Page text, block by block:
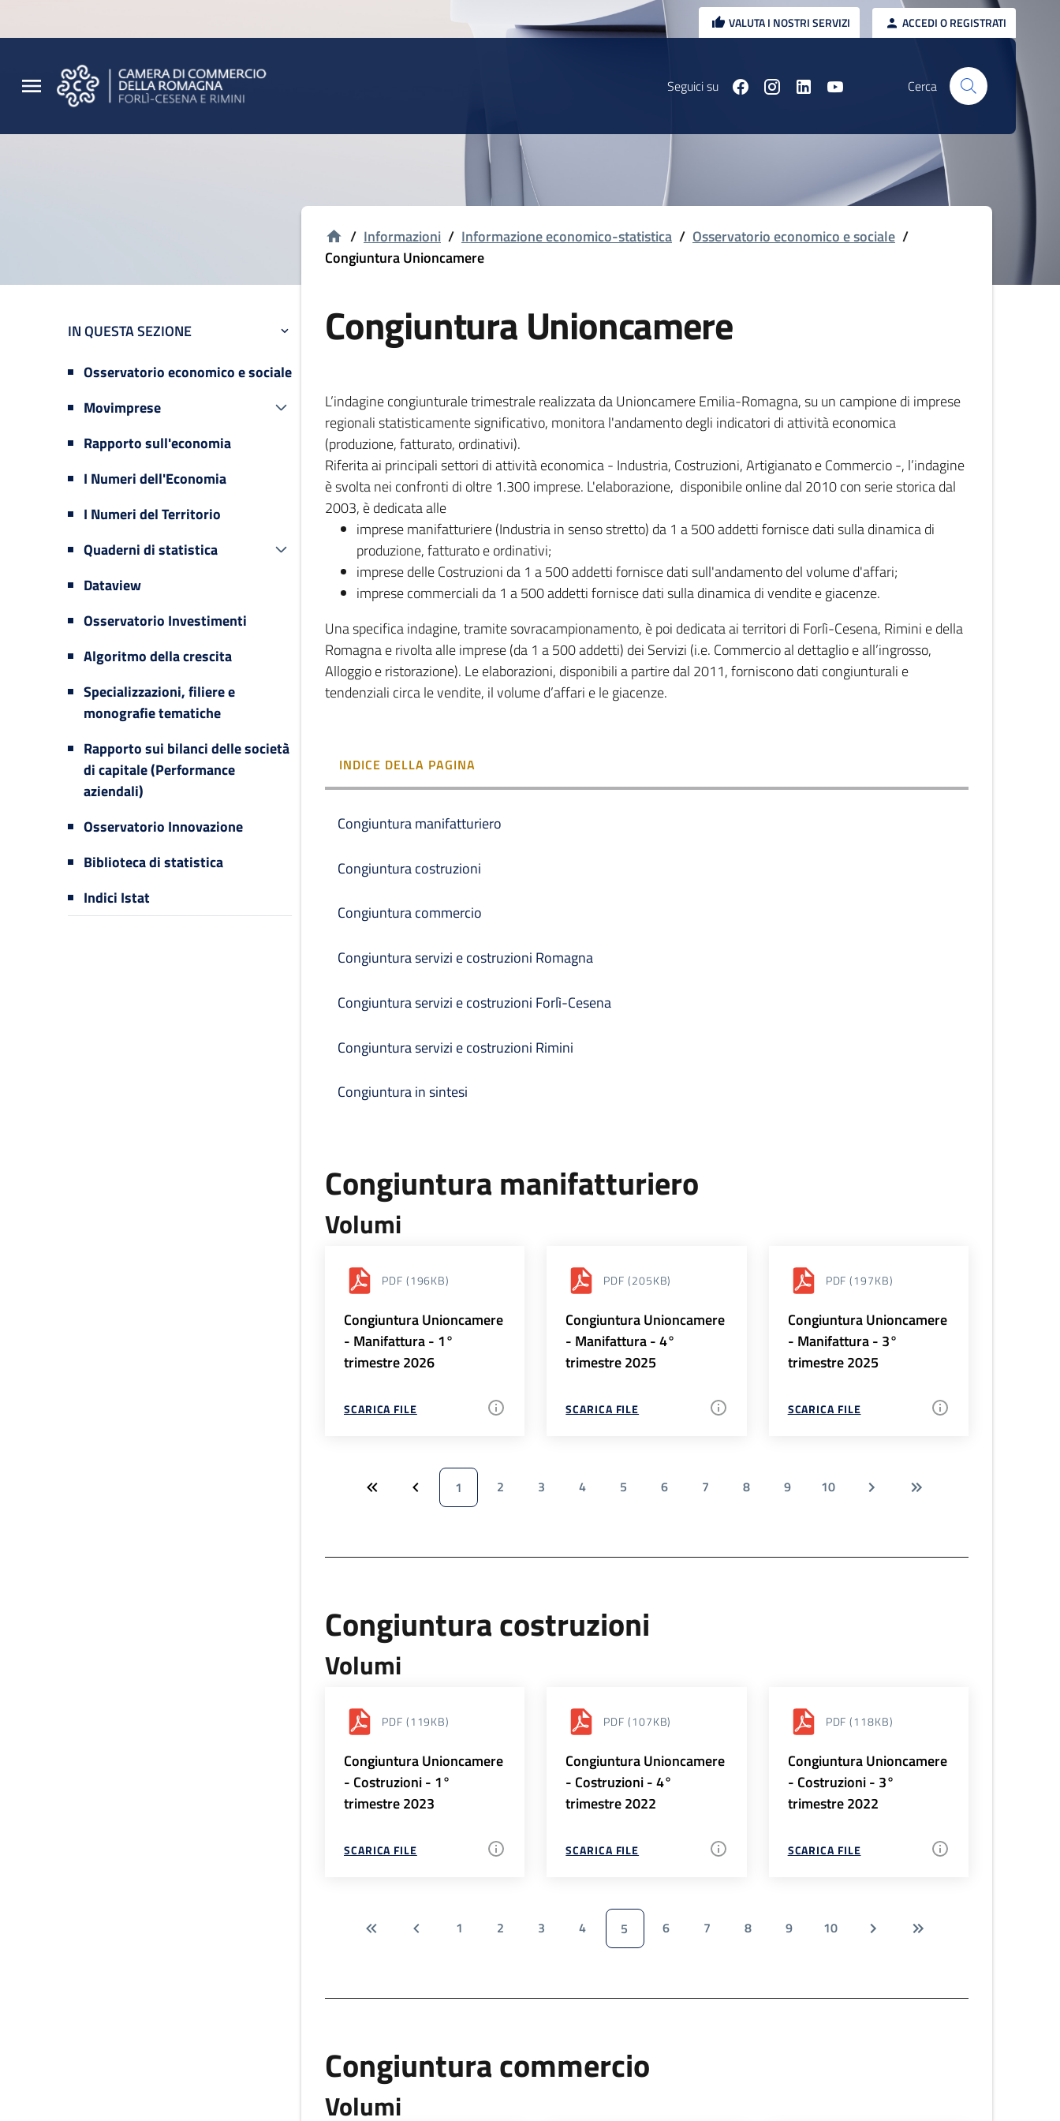
VALUTA I NOSTRI SERVIZI ACCEDI O REGISTRATI
Seguici su Cerca
IN QUESTA SEZIONE
Osservatorio economico e sociale
Movimprese
Rapporto sull'economia
I Numeri dell'Economia
I Numeri del Territorio
Quaderni di statistica
Dataview
Osservatorio Investimenti
Algoritmo della crescita
Specializzazioni, filiere e
monografie tematiche
Rapporto sui bilanci delle società
di capitale (Performance
aziendali)
Osservatorio Innovazione
Biblioteca di statistica
Indici Istat
/ Informazioni / Informazione economico-statistica / Osservatorio economico e sociale /
Congiuntura Unioncamere
Congiuntura Unioncamere
L’indagine congiunturale trimestrale realizzata da Unioncamere Emilia-Romagna, su un campione di imprese
regionali statisticamente significativo, monitora l'andamento degli indicatori di attività economica
(produzione, fatturato, ordinativi).
Riferita ai principali settori di attività economica - Industria, Costruzioni, Artigianato e Commercio -, l’indagine
è svolta nei confronti di oltre 1.300 imprese. L'elaborazione, disponibile online dal 2010 con serie storica dal
2003, è dedicata alle
imprese manifatturiere (Industria in senso stretto) da 1 a 500 addetti fornisce dati sulla dinamica di
produzione, fatturato e ordinativi;
imprese delle Costruzioni da 1 a 500 addetti fornisce dati sull'andamento del volume d'affari;
imprese commerciali da 1 a 500 addetti fornisce dati sulla dinamica di vendite e giacenze.
Una specifica indagine, tramite sovracampionamento, è poi dedicata ai territori di Forlì-Cesena, Rimini e della
Romagna e rivolta alle imprese (da 1 a 500 addetti) dei Servizi (i.e. Commercio al dettaglio e all’ingrosso,
Alloggio e ristorazione). Le elaborazioni, disponibili a partire dal 2011, forniscono dati congiunturali e
tendenziali circa le vendite, il volume d’affari e le giacenze.
INDICE DELLA PAGINA
Congiuntura manifatturiero
Congiuntura costruzioni
Congiuntura commercio
Congiuntura servizi e costruzioni Romagna
Congiuntura servizi e costruzioni Forlì-Cesena
Congiuntura servizi e costruzioni Rimini
Congiuntura in sintesi
Congiuntura manifatturiero
Volumi
PDF (196KB)
Congiuntura Unioncamere
- Manifattura - 1°
trimestre 2026
SCARICA FILE
PDF (205KB)
Congiuntura Unioncamere
- Manifattura - 4°
trimestre 2025
SCARICA FILE
PDF (197KB)
Congiuntura Unioncamere
- Manifattura - 3°
trimestre 2025
SCARICA FILE
1 2 3 4 5 6 7 8 9 10
Congiuntura costruzioni
Volumi
PDF (119KB)
Congiuntura Unioncamere
- Costruzioni - 1°
trimestre 2023
SCARICA FILE
PDF (107KB)
Congiuntura Unioncamere
- Costruzioni - 4°
trimestre 2022
SCARICA FILE
PDF (118KB)
Congiuntura Unioncamere
- Costruzioni - 3°
trimestre 2022
SCARICA FILE
1 2 3 4 5 6 7 8 9 10
Congiuntura commercio
Volumi